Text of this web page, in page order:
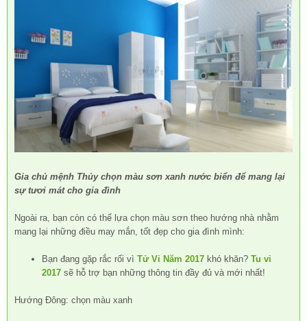
Gia chủ mệnh Thủy chọn màu sơn xanh nước biển để mang lại
sự tươi mát cho gia đình
Ngoài ra, bạn còn có thể lựa chọn màu sơn theo hướng nhà nhằm
mang lại những điều may mắn, tốt đẹp cho gia đình mình:
Bạn đang gặp rắc rối vì Tử Vi Năm 2017 khó khăn? Tu vi
2017 sẽ hỗ trợ bạn những thông tin đầy đủ và mới nhất!
Hướng Đông: chọn màu xanh